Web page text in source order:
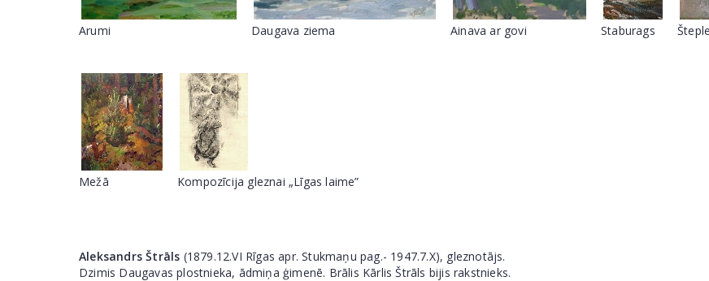
Arumi Daugava ziema Ainava ar govi Staburags
Mežā Kompozīcija gleznai „Līgas laime”
Aleksandrs Štrāls (1879.12.VI Rīgas apr. Stukmaņu pag.- 1947.7.X), gleznotājs.
Dzimis Daugavas plostnieka, ādmiņa ģimenē. Brālis Kārlis Štrāls bijis rakstnieks.